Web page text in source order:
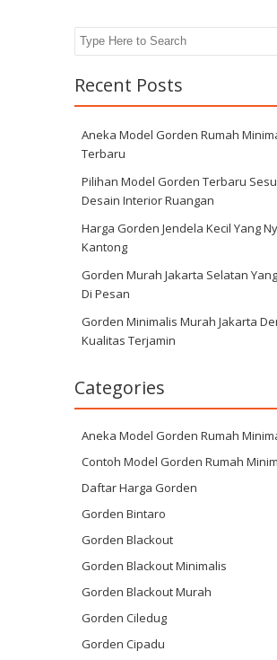
Search
Recent Posts
Aneka Model Gorden Rumah
Terbaru
Pilihan Model Gorden Terbaru
Desain Interior Ruangan
Harga Gorden Jendela Kecil Yang
Kantong
Gorden Murah Jakarta Selatan
Di Pesan
Gorden Minimalis Murah Jakarta
Kualitas Terjamin
Categories
Aneka Model Gorden Rumah
Contoh Model Gorden Rumah
Daftar Harga Gorden
Gorden Bintaro
Gorden Blackout
Gorden Blackout Minimalis
Gorden Blackout Murah
Gorden Ciledug
Gorden Cipadu